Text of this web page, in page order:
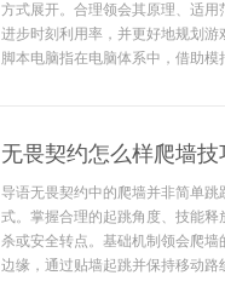
方式展开。合理领会其原理、适
进步时刻利用率，并更好地规划
脚本电脑指在电脑体系中，借助
无畏契约怎么样爬墙技
导语无畏契约中的爬墙并非简单
式。掌握合理的起跳角度、技能
杀或安全转点。基础机制领会爬
边缘，通过贴墙起跳并保持移动路